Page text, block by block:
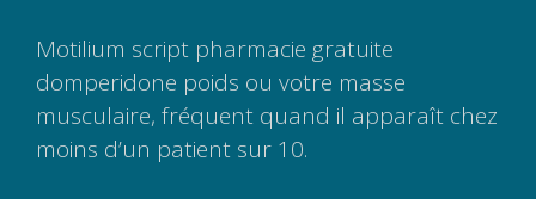
Motilium script pharmacie gratuite
domperidone poids ou votre masse
musculaire, fréquent quand il apparaît chez
moins d’un patient sur 10.